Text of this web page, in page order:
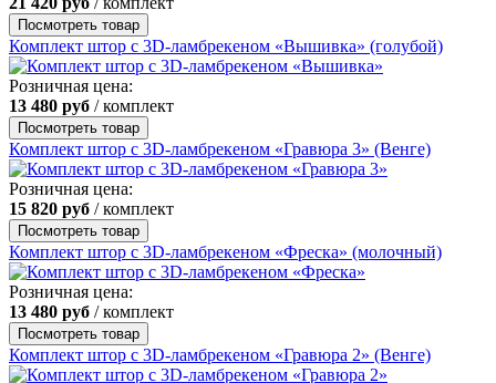
Посмотреть товар
Комплект штор с 3D-ламбрекеном «Вышивка» (голубой)
Розничная цена:
13 480 руб / комплект
Посмотреть товар
Комплект штор с 3D-ламбрекеном «Гравюра 3» (Венге)
Розничная цена:
15 820 руб / комплект
Посмотреть товар
Комплект штор с 3D-ламбрекеном «Фреска» (молочный)
Розничная цена:
13 480 руб / комплект
Посмотреть товар
Комплект штор с 3D-ламбрекеном «Гравюра 2» (Венге)